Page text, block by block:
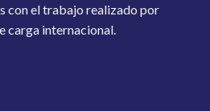
con el trabajo realizado por
carga internacional.